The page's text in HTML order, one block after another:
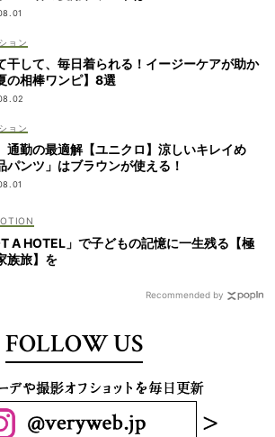
ョン
干して、毎日着られる！イージーケアが助か
の相棒ワンピ】8選
ョン
通勤の最適解【ユニクロ】涼しいキレイめ
パンツ」はブラウンが使える！
A HOTEL」で子どもの記憶に一生残る【極
族旅】を
Recommended by
FOLLOW US